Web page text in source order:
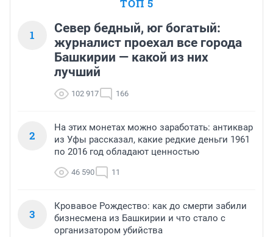
ТОП 5
1
Север бедный, юг богатый:
журналист проехал все города
Башкирии — какой из них
лучший
102 917 166
2
На этих монетах можно заработать: антиквар
из Уфы рассказал, какие редкие деньги 1961
по 2016 год обладают ценностью
46 590 11
3
Кровавое Рождество: как до смерти забили
бизнесмена из Башкирии и что стало с
организатором убийства